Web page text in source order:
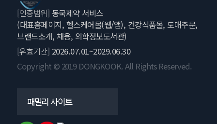
[인증범위] 동국제약 서비스
(대표홈페이지, 헬스케어몰(웹/앱), 건강식품몰, 도매주문,
브랜드소개, 채용, 의학정보도서관)
[유효기간] 2026.07.01~2029.06.30
Copyright © 2019 DONGKOOK. All Rights Reserved.
패밀리 사이트